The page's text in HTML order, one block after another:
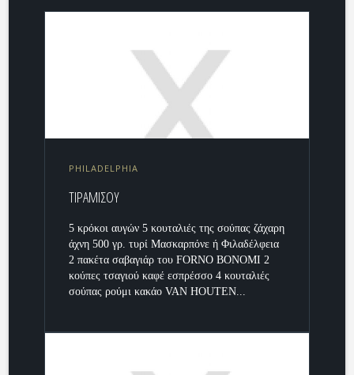
PHILADELPHIA
ΤΙΡΑΜΙΣΟΥ
5 κρόκοι αυγών 5 κουταλιές της σούπας ζάχαρη
άχνη 500 γρ. τυρί Μασκαρπόνε ή Φιλαδέλφεια
2 πακέτα σαβαγιάρ του FORNO BONOMI 2
κούπες τσαγιού καφέ εσπρέσσο 4 κουταλιές
σούπας ρούμι κακάο VAN HOUTEN...